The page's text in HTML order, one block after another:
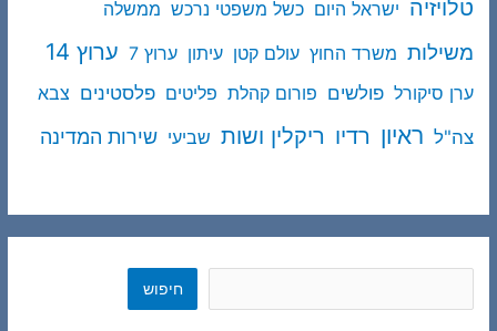
טלויזיה ישראל היום כשל משפטי נרכש ממשלה
משילות משרד החוץ עולם קטן עיתון ערוץ 7 ערוץ 14
ערן סיקורל פולשים פורום קהלת פליטים פלסטינים צבא
צה"ל ראיון רדיו ריקלין ושות שביעי שירות המדינה
חיפוש